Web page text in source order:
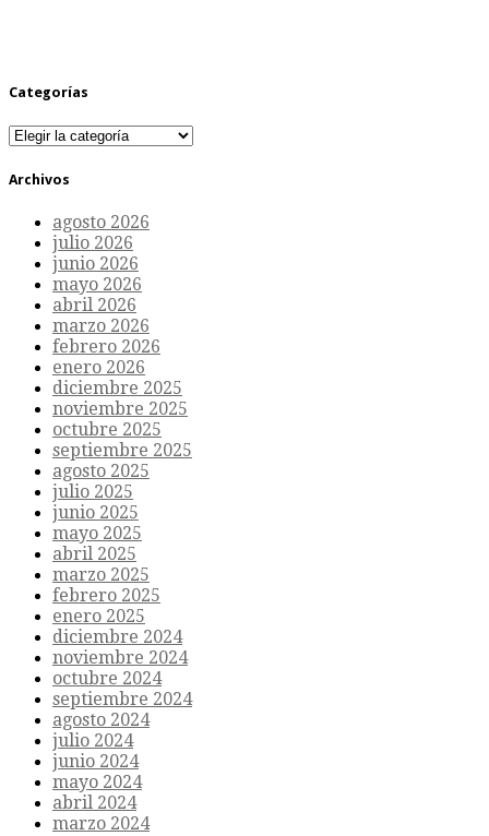
Categorías
Categorías
Archivos
agosto 2026
julio 2026
junio 2026
mayo 2026
abril 2026
marzo 2026
febrero 2026
enero 2026
diciembre 2025
noviembre 2025
octubre 2025
septiembre 2025
agosto 2025
julio 2025
junio 2025
mayo 2025
abril 2025
marzo 2025
febrero 2025
enero 2025
diciembre 2024
noviembre 2024
octubre 2024
septiembre 2024
agosto 2024
julio 2024
junio 2024
mayo 2024
abril 2024
marzo 2024